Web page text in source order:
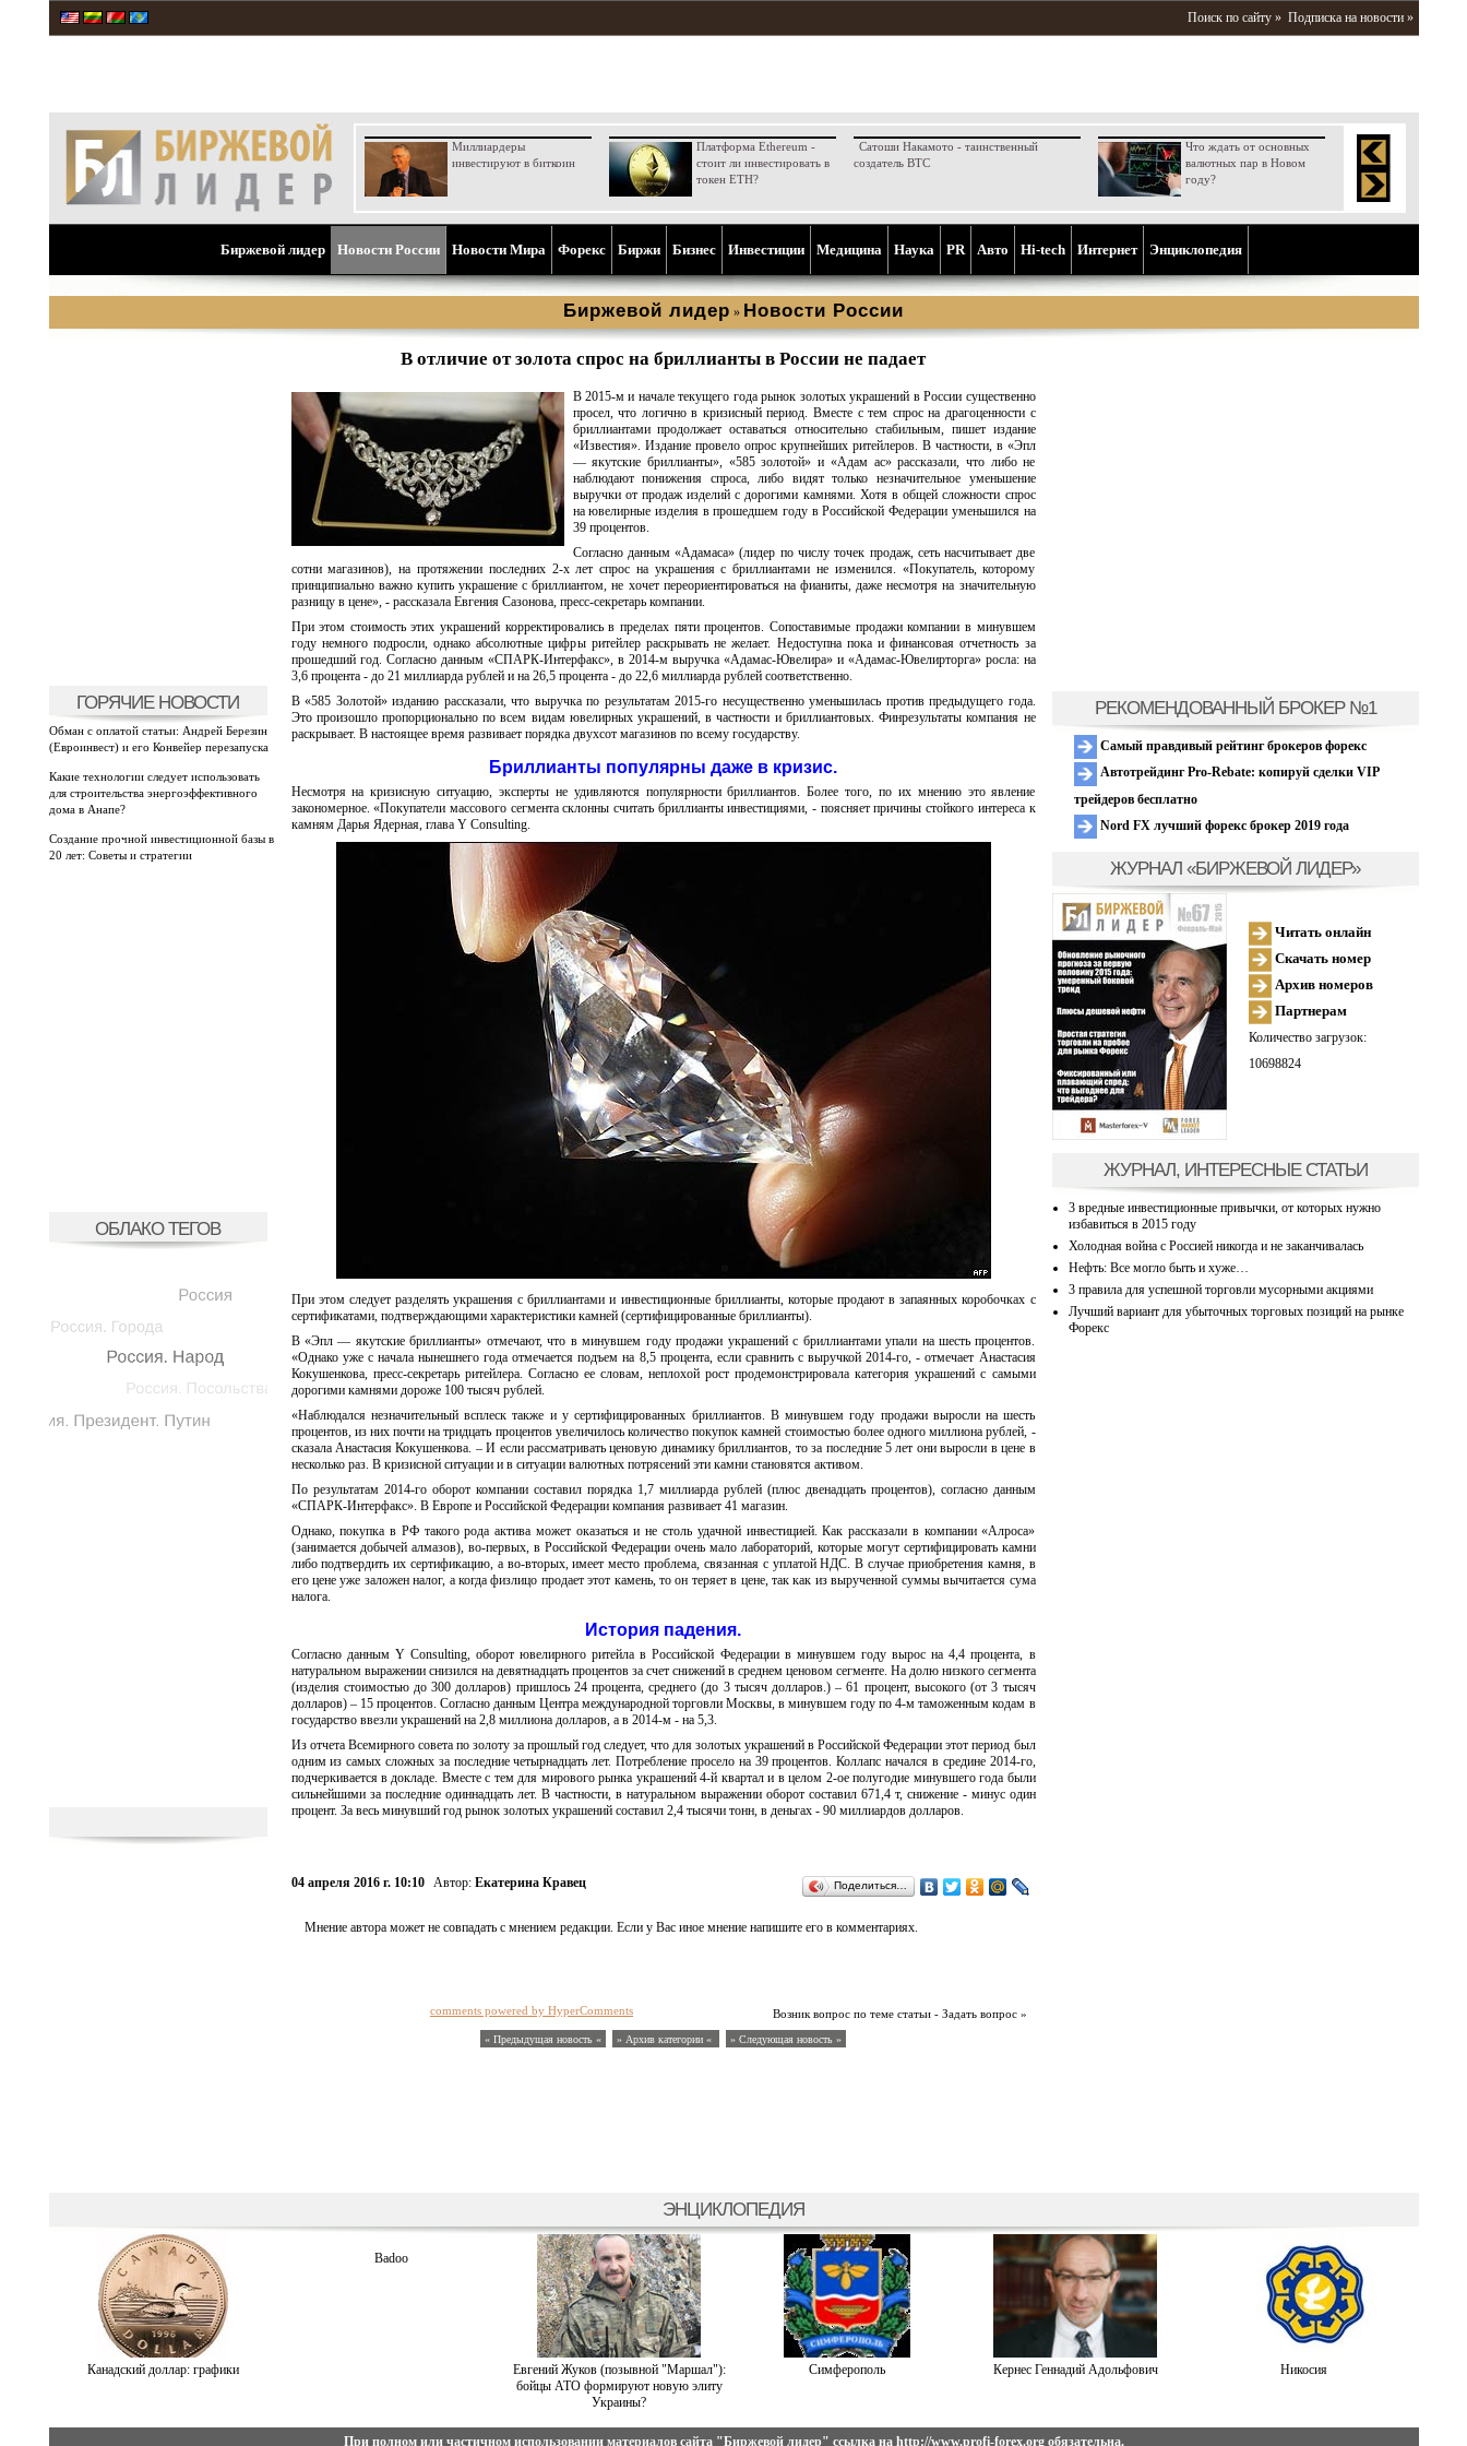
Поиск по сайту » Подписка на новости »
Миллиардеры
инвестируют в биткоин
Платформа Ethereum -
стоит ли инвестировать в
токен ETH?
Сатоши Накамото - таинственный
создатель BTC
Что ждать от основных
валютных пар в Новом
году?
Биржевой лидер Новости России Новости Мира Форекс Биржи Бизнес Инвестиции Медицина Наука PR Aвто Hi-tech Интернет Энциклопедия
Биржевой лидер » Новости России
ГОРЯЧИЕ НОВОСТИ
Обман с оплатой статьи: Андрей Березин
(Евроинвест) и его Конвейер перезапуска
Какие технологии следует использовать
для строительства энергоэффективного
дома в Анапе?
Создание прочной инвестиционной базы в
20 лет: Советы и стратегии
ОБЛАКО ТЕГОВ
В отличие от золота спрос на бриллианты в России не падает
В 2015-м и начале текущего года рынок золотых украшений в России существенно
просел, что логично в кризисный период. Вместе с тем спрос на драгоценности с
бриллиантами продолжает оставаться относительно стабильным, пишет издание
«Известия». Издание провело опрос крупнейших ритейлеров. В частности, в «Эпл
— якутские бриллианты», «585 золотой» и «Адам ас» рассказали, что либо не
наблюдают понижения спроса, либо видят только незначительное уменьшение
выручки от продаж изделий с дорогими камнями. Хотя в общей сложности спрос
на ювелирные изделия в прошедшем году в Российской Федерации уменьшился на
39 процентов.
Согласно данным «Адамаса» (лидер по числу точек продаж, сеть насчитывает две
сотни магазинов), на протяжении последних 2-х лет спрос на украшения с бриллиантами не изменился. «Покупатель, которому
принципиально важно купить украшение с бриллиантом, не хочет переориентироваться на фианиты, даже несмотря на значительную
разницу в цене», - рассказала Евгения Сазонова, пресс-секретарь компании.
При этом стоимость этих украшений корректировались в пределах пяти процентов. Сопоставимые продажи компании в минувшем
году немного подросли, однако абсолютные цифры ритейлер раскрывать не желает. Недоступна пока и финансовая отчетность за
прошедший год. Согласно данным «СПАРК-Интерфакс», в 2014-м выручка «Адамас-Ювелира» и «Адамас-Ювелирторга» росла: на
3,6 процента - до 21 миллиарда рублей и на 26,5 процента - до 22,6 миллиарда рублей соответственно.
В «585 Золотой» изданию рассказали, что выручка по результатам 2015-го несущественно уменьшилась против предыдущего года.
Это произошло пропорционально по всем видам ювелирных украшений, в частности и бриллиантовых. Финрезультаты компания не
раскрывает. В настоящее время развивает порядка двухсот магазинов по всему государству.
Бриллианты популярны даже в кризис.
Несмотря на кризисную ситуацию, эксперты не удивляются популярности бриллиантов. Более того, по их мнению это явление
закономерное. «Покупатели массового сегмента склонны считать бриллианты инвестициями, - поясняет причины стойкого интереса к
камням Дарья Ядерная, глава Y Consulting.
При этом следует разделять украшения с бриллиантами и инвестиционные бриллианты, которые продают в запаянных коробочках с
сертификатами, подтверждающими характеристики камней (сертифицированные бриллианты).
В «Эпл — якутские бриллианты» отмечают, что в минувшем году продажи украшений с бриллиантами упали на шесть процентов.
«Однако уже с начала нынешнего года отмечается подъем на 8,5 процента, если сравнить с выручкой 2014-го, - отмечает Анастасия
Кокушенкова, пресс-секретарь ритейлера. Согласно ее словам, неплохой рост продемонстрировала категория украшений с самыми
дорогими камнями дороже 100 тысяч рублей.
«Наблюдался незначительный всплеск также и у сертифицированных бриллиантов. В минувшем году продажи выросли на шесть
процентов, из них почти на тридцать процентов увеличилось количество покупок камней стоимостью более одного миллиона рублей, -
сказала Анастасия Кокушенкова. – И если рассматривать ценовую динамику бриллиантов, то за последние 5 лет они выросли в цене в
несколько раз. В кризисной ситуации и в ситуации валютных потрясений эти камни становятся активом.
По результатам 2014-го оборот компании составил порядка 1,7 миллиарда рублей (плюс двенадцать процентов), согласно данным
«СПАРК-Интерфакс». В Европе и Российской Федерации компания развивает 41 магазин.
Однако, покупка в РФ такого рода актива может оказаться и не столь удачной инвестицией. Как рассказали в компании «Алроса»
(занимается добычей алмазов), во-первых, в Российской Федерации очень мало лабораторий, которые могут сертифицировать камни
либо подтвердить их сертификацию, а во-вторых, имеет место проблема, связанная с уплатой НДС. В случае приобретения камня, в
его цене уже заложен налог, а когда физлицо продает этот камень, то он теряет в цене, так как из вырученной суммы вычитается сума
налога.
История падения.
Согласно данным Y Consulting, оборот ювелирного ритейла в Российской Федерации в минувшем году вырос на 4,4 процента, в
натуральном выражении снизился на девятнадцать процентов за счет снижений в среднем ценовом сегменте. На долю низкого сегмента
(изделия стоимостью до 300 долларов) пришлось 24 процента, среднего (до 3 тысяч долларов.) – 61 процент, высокого (от 3 тысяч
долларов) – 15 процентов. Согласно данным Центра международной торговли Москвы, в минувшем году по 4-м таможенным кодам в
государство ввезли украшений на 2,8 миллиона долларов, а в 2014-м - на 5,3.
Из отчета Всемирного совета по золоту за прошлый год следует, что для золотых украшений в Российской Федерации этот период был
одним из самых сложных за последние четырнадцать лет. Потребление просело на 39 процентов. Коллапс начался в средине 2014-го,
подчеркивается в докладе. Вместе с тем для мирового рынка украшений 4-й квартал и в целом 2-ое полугодие минувшего года были
сильнейшими за последние одиннадцать лет. В частности, в натуральном выражении оборот составил 671,4 т, снижение - минус один
процент. За весь минувший год рынок золотых украшений составил 2,4 тысячи тонн, в деньгах - 90 миллиардов долларов.
04 апреля 2016 г. 10:10 Автор: Екатерина Кравец Поделиться…
Мнение автора может не совпадать с мнением редакции. Если у Вас иное мнение напишите его в комментариях.
Возник вопрос по теме статьи - Задать вопрос »
comments powered by HyperComments
« Предыдущая новость « » Архив категории « » Следующая новость »
РЕКОМЕНДОВАННЫЙ БРОКЕР №1
Самый правдивый рейтинг брокеров форекс
Автотрейдинг Pro-Rebate: копируй сделки VIP
трейдеров бесплатно
Nord FX лучший форекс брокер 2019 года
ЖУРНАЛ «БИРЖЕВОЙ ЛИДЕР»
Читать онлайн
Скачать номер
Архив номеров
Партнерам
Количество загрузок:
10698824
ЖУРНАЛ, ИНТЕРЕСНЫЕ СТАТЬИ
3 вредные инвестиционные привычки, от которых нужно
избавиться в 2015 году
Холодная война с Россией никогда и не заканчивалась
Нефть: Все могло быть и хуже…
3 правила для успешной торговли мусорными акциями
Лучший вариант для убыточных торговых позиций на рынке
Форекс
ЭНЦИКЛОПЕДИЯ
Канадский доллар: графики
Badoo
Евгений Жуков (позывной "Маршал"):
бойцы АТО формируют новую элиту
Украины?
Симферополь Кернес Геннадий Адольфович Никосия
При полном или частичном использовании материалов сайта "Биржевой лидер" ссылка на http://www.profi-forex.orgобязательна.